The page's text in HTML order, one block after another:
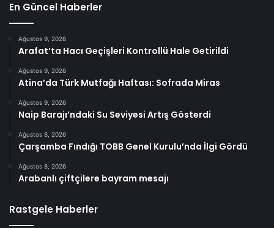
En Güncel Haberler
Ağustos 9, 2026
Arafat’ta Hacı Geçişleri Kontrollü Hale Getirildi
Ağustos 9, 2026
Atina’da Türk Mutfağı Haftası: Sofrada Miras
Ağustos 9, 2026
Naip Barajı’ndaki Su Seviyesi Artış Gösterdi
Ağustos 8, 2026
Çarşamba Fındığı TOBB Genel Kurulu’nda İlgi Gördü
Ağustos 8, 2026
Arabanlı çiftçilere bayram mesajı
Rastgele Haberler